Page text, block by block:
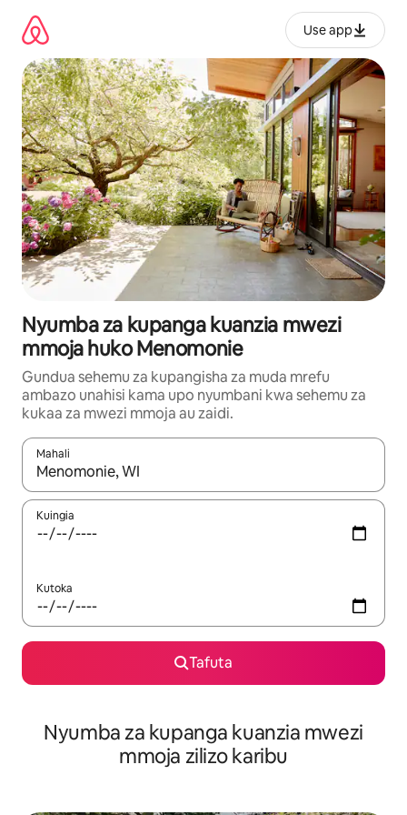
kwenda
kwenye
maudhui
Use app
Nyumba za kupanga kuanzia mwezi
mmoja huko Menomonie
Gundua sehemu za kupangisha za muda mrefu
ambazo unahisi kama upo nyumbani kwa sehemu za
kukaa za mwezi mmoja au zaidi.
Mahali
Wakati matokeo yanapatikana, vinjari kwa kutumia vitufe vya
Kuingia
Kutoka
Tafuta
Nyumba za kupanga kuanzia mwezi
mmoja zilizo karibu